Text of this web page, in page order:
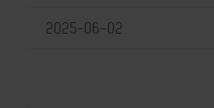
2025-06-02